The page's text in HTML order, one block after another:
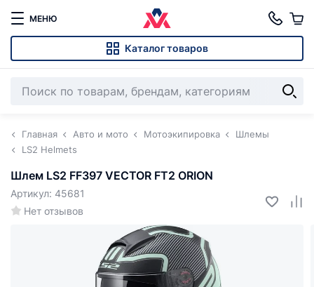
МЕНЮ
Каталог товаров
Главная Авто и мото Мотоэкипировка
Шлемы
LS2 Helmets
Шлем LS2 FF397 VECTOR FT2 ORION
Нет отзывов
Артикул: 45681